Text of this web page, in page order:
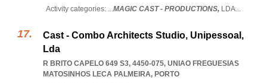
Activity categories: ...MAGIC CAST - PRODUCTIONS, LDA...
Cast - Combo Architects Studio, Unipessoal,
Lda
R BRITO CAPELO 649 S3, 4450-075, UNIAO FREGUESIAS
MATOSINHOS LECA PALMEIRA, PORTO